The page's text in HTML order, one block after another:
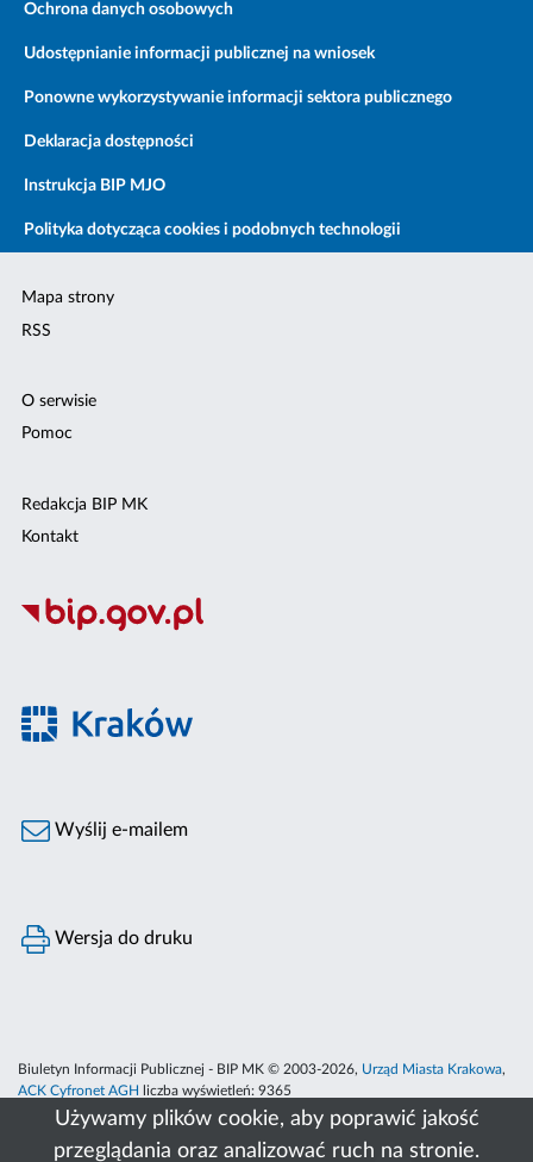
Używamy plików cookie, aby poprawić jakość
przeglądania oraz analizować ruch na stronie.
Ochrona danych osobowych
Udostępnianie informacji publicznej na wniosek
Ponowne wykorzystywanie informacji sektora publicznego
Deklaracja dostępności
Instrukcja BIP MJO
Polityka dotycząca cookies i podobnych technologii
Mapa strony
RSS
O serwisie
Pomoc
Redakcja BIP MK
Kontakt
Wyślij e-mailem
Wersja do druku
Biuletyn Informacji Publicznej - BIP MK © 2003-2026, Urząd Miasta Krakowa,
ACK Cyfronet AGH
liczba wyświetleń: 9365